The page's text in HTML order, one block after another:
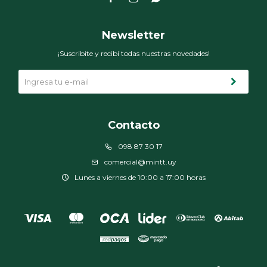
Contacto
098 87 30 17
comercial@mintt.uy
Lunes a viernes de 10:00 a 17:00 horas
Newsletter
¡Suscribite y recibí todas nuestras novedades!